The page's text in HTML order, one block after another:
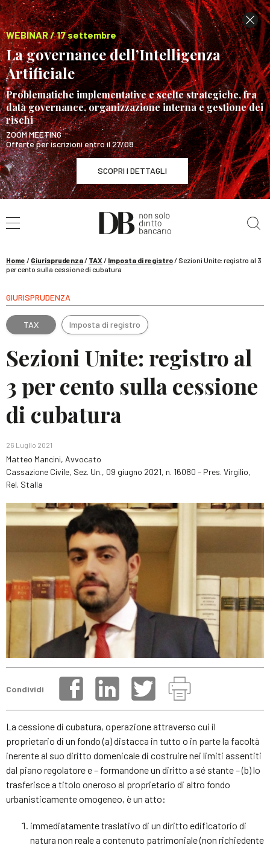
WEBINAR / 17 settembre
La governance dell’Intelligenza
Artificiale
Problematiche implementative e scelte strategiche, fra
data governance, organizzazione interna e gestione dei
rischi
ZOOM MEETING
Offerte per iscrizioni entro il 27/08
SCOPRI I DETTAGLI
WEBINAR / 17 settembre
La governance dell’Intelligenza Artificiale
Home / Giurisprudenza/ TAX / Imposta di registro/ Sezioni Unite: registro al 3
per cento sulla cessione di cubatura
GIURISPRUDENZA
TAX Imposta di registro
Sezioni Unite: registro al
3 per cento sulla cessione
di cubatura
26 Luglio 2021
Matteo Mancini, Avvocato
Cassazione Civile, Sez. Un., 09 giugno 2021, n. 16080 – Pres. Virgilio,
Rel. Stalla
Condividi
La cessione di cubatura, operazione attraverso cui il
proprietario di un fondo (a) distacca in tutto o in parte la facoltà
inerente al suo diritto domenicale di costruire nei limiti assentiti
dal piano regolatore e – formandone un diritto a sé stante – (b) lo
trasferisce a titolo oneroso al proprietario di altro fondo
urbanisticamente omogeneo, è un atto:
immediatamente traslativo di un diritto edificatorio di
natura non reale a contenuto patrimoniale (non richiedente